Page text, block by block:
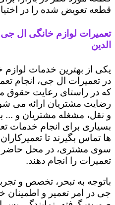
قطعه تعویض شده را در
تعمیرات لوازم خانگی ال
الدین
یکی از بهترین خدمات
در تعمیرات ال جی، انجام
که در راستای رعایت
رضایت مشتریان ارائه می
و نقل، مشغله مشتریان و
بسیاری برای انجام خدمات
ها تماس بگیرند تا
سوی مشتری، در محل حاضر
تعمیرات را انجام دهند.
باتوجه به تبحر، تخصص و
جی در امر تعمیر و اطمینان